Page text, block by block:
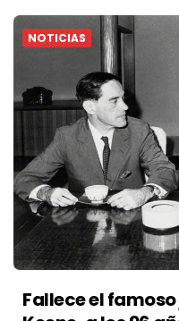
NOTICIAS
Fallece el